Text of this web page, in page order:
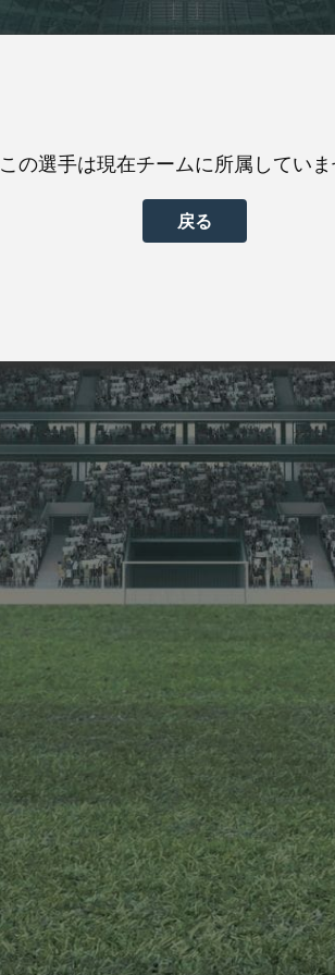
この選手は現在チームに所属していま
戻る